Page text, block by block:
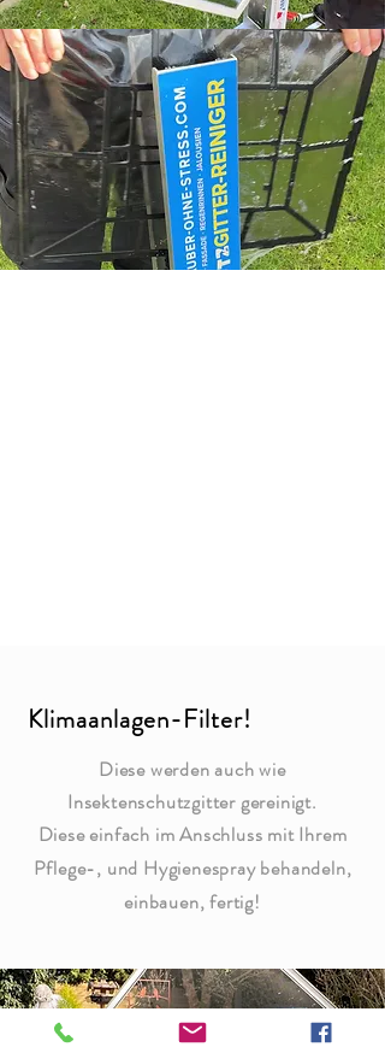
Klimaanlagen-Filter!
Diese werden auch wie
Insektenschutzgitter gereinigt.
Diese einfach imAnschluss mit Ihrem
Pflege-, und Hygienespray behandeln,
einbauen, fertig!